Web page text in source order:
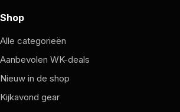
Shop
Alle categorieën
Aanbevolen WK-deals
Nieuw in de shop
Kijkavond gear